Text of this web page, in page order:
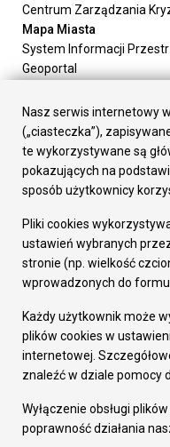
Centrum Zarządzania
Mapa Miasta
System Informacji
Geoportal
Załatw sprawę
Prezydent Miasta
Rada Miasta
Wydziały
Elektroniczna Skrzynka
Gospodarka
Fundusze europejskie
Środki krajowe
Oferty inwestycyjne
Pozostałe
Deklaracja dostępności
Dane osobowe
Dodaj opinię o witrynie
Nasz serwis internetowy
(„ciasteczka”),
te wykorzystywane są
pokazujących na
sposób użytkownicy
Pliki cookies
ustawień wybranych
stronie (np. wielkość
wprowadzonych do
Każdy użytkownik może
plików cookies w
internetowej.
znaleźć w dziale pomocy
Wyłączenie obsługi
poprawność działania